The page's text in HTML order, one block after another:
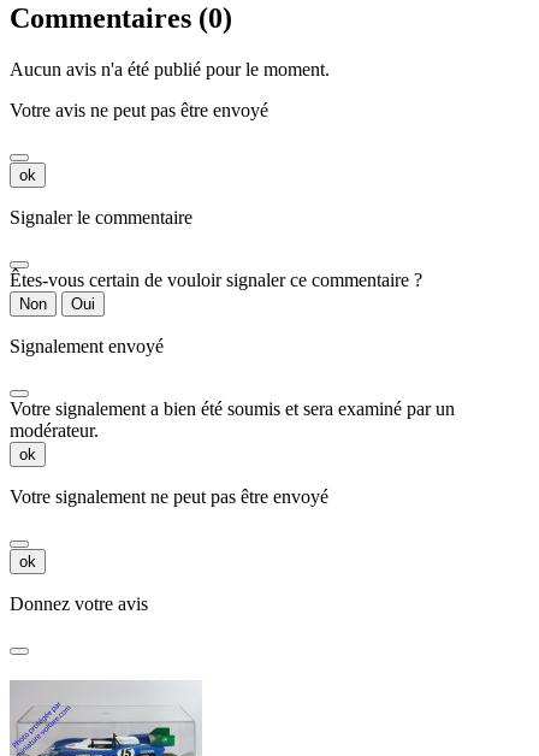
Commentaires (0)
Aucun avis n'a été publié pour le moment.
Votre avis ne peut pas être envoyé
ok
Signaler le commentaire
Êtes-vous certain de vouloir signaler ce commentaire ?
Non Oui
Signalement envoyé
Votre signalement a bien été soumis et sera examiné par un
modérateur.
ok
Votre signalement ne peut pas être envoyé
ok
Donnez votre avis